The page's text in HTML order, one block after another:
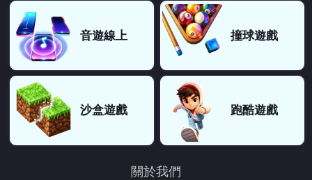
音遊線上 撞球遊戲
沙盒遊戲 跑酷遊戲
關於我們